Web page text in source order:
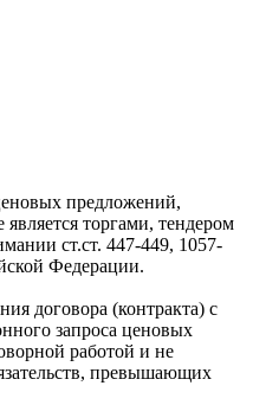
предложений,
является торгами, тендером
ст.ст. 447-449, 1057-
Федерации.
договора (контракта) с
запроса ценовых
работой и не
превышающих